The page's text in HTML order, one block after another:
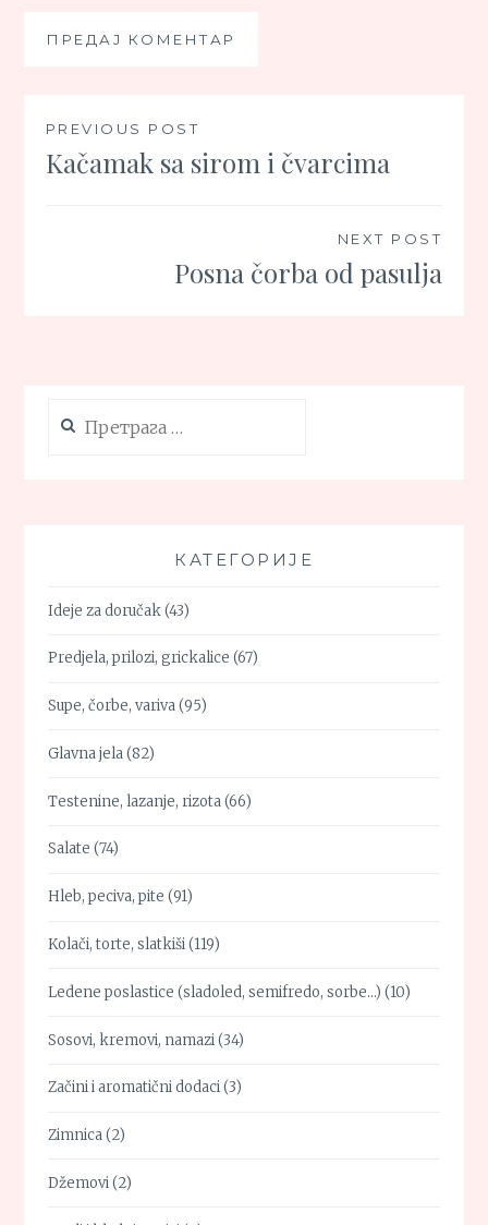
Кретање
чланка
PREVIOUS POST
Kačamak sa sirom i čvarcima
NEXT POST
Posna čorba od pasulja
за:
КАТЕГОРИЈЕ
Ideje za doručak(43)
Predjela, prilozi, grickalice (67)
Supe, čorbe, variva(95)
Glavna jela(82)
Testenine, lazanje, rizota(66)
Salate (74)
Hleb, peciva, pite (91)
Kolači, torte, slatkiši(119)
Ledene poslastice (sladoled, semifredo, sorbe…) (10)
Sosovi, kremovi, namazi(34)
Začini i aromatični dodaci(3)
Zimnica(2)
Džemovi(2)